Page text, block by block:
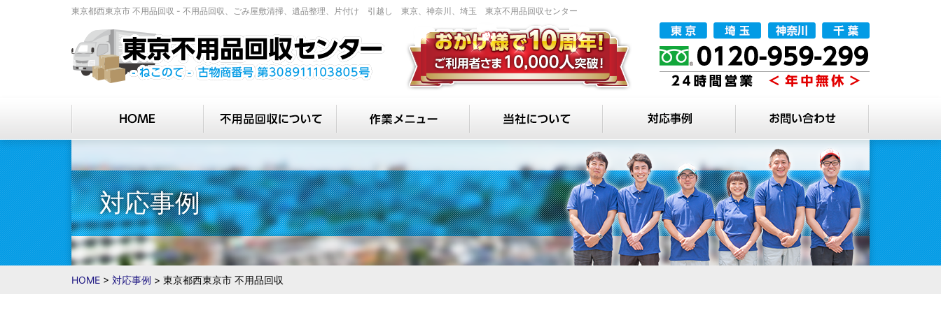
東京都西東京市 不用品回収 - 不⽤品回収、ごみ屋敷清掃、遺品整理、⽚付け 引越し 東京、神奈川、埼⽟ 東京不用品回収センター
対応事例
HOME > 対応事例 > 東京都西東京市 不用品回収